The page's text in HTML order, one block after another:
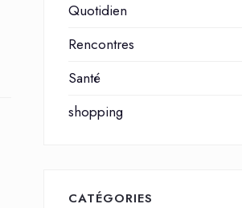
Quotidien
Rencontres
Santé
shopping
CATÉGORIES